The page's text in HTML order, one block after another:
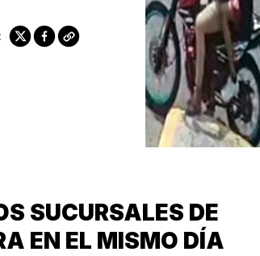
SUCURSALES DE
EN EL MISMO DÍA